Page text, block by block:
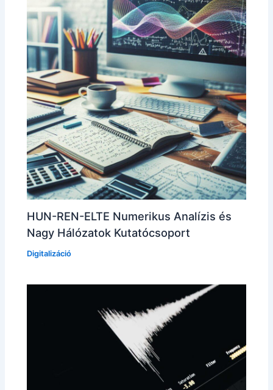
HUN-REN-ELTE Numerikus Analízis és
Nagy Hálózatok Kutatócsoport
Digitalizáció